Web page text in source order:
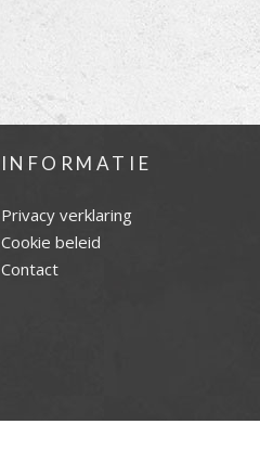
INFORMATIE
Privacy verklaring
Cookie beleid
Contact